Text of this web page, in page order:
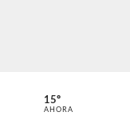
ABC CARDINAL
15º
AHORA